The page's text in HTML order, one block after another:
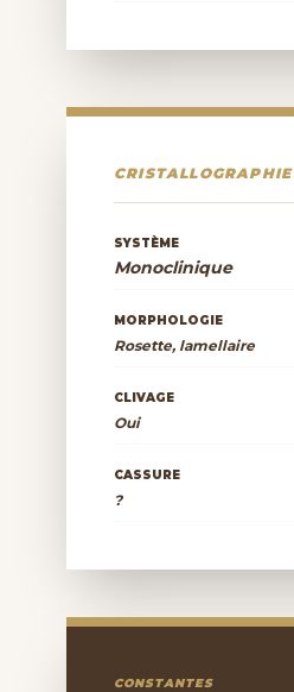
CRISTALLOGRAPHIE
SYSTÈME
Monoclinique
MORPHOLOGIE
Rosette, lamellaire
CLIVAGE
Oui
CASSURE
?
CONSTANTES